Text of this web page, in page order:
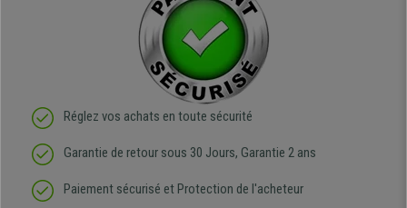
Réglez vos achats en toute sécurité
Garantie de retour sous 30 Jours, Garantie 2 ans
Paiement sécurisé et Protection de l'acheteur